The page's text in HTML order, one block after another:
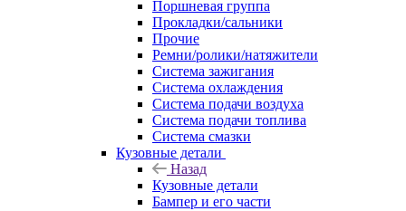
Поршневая группа
Прокладки/сальники
Прочие
Ремни/ролики/натяжители
Система зажигания
Система охлаждения
Система подачи воздуха
Система подачи топлива
Система смазки
Кузовные детали
Назад
Кузовные детали
Бампер и его части